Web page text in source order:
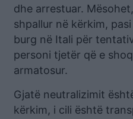
dhe arrestuar.
shpallur në kërkim,
burg në Itali për
personi tjetër që e
armatosur.
Gjatë neutralizimit
kërkim, i cili është